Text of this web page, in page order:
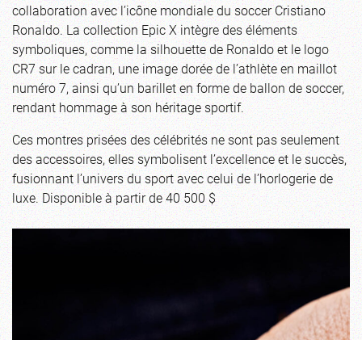
collaboration avec l’icône mondiale du soccer Cristiano
Ronaldo. La collection Epic X intègre des éléments
symboliques, comme la silhouette de Ronaldo et le logo
CR7 sur le cadran, une image dorée de l’athlète en maillot
numéro 7, ainsi qu’un barillet en forme de ballon de soccer,
rendant hommage à son héritage sportif.
Ces montres prisées des célébrités ne sont pas seulement
des accessoires, elles symbolisent l’excellence et le succès,
fusionnant l’univers du sport avec celui de l’horlogerie de
luxe. Disponible à partir de 40 500 $